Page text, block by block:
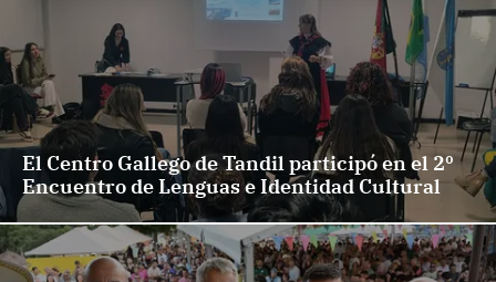
El Centro Gallego de Tandil participó en el 2º
Encuentro de Lenguas e Identidad Cultural